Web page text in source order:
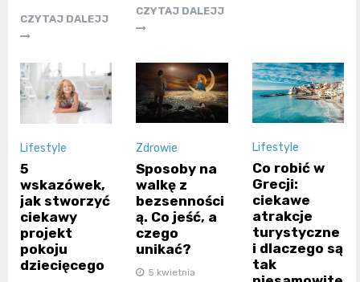
CZYTAJ DALEJJ
CZYTAJ DALEJJ
Lifestyle
5
wskazówek,
jak stworzyć
ciekawy
projekt
pokoju
dziecięcego
Zdrowie
Sposoby na
walkę z
bezsenności
ą. Co jeść, a
czego
unikać?
5 kwietnia
Lifestyle
Co robić w
Grecji:
ciekawe
atrakcje
turystyczne
i dlaczego są
tak